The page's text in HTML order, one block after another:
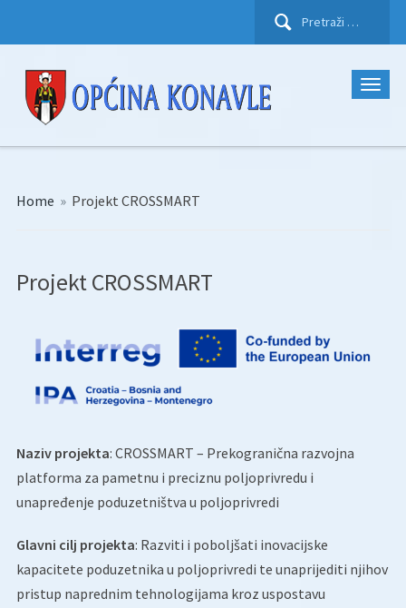
Pretraži:
Home » Projekt CROSSMART
Projekt CROSSMART
Naziv projekta: CROSSMART – Prekogranična razvojna
platforma za pametnu i preciznu poljoprivredu i
unapređenje poduzetništva u poljoprivredi
Glavni cilj projekta: Razviti i poboljšati inovacijske
kapacitete poduzetnika u poljoprivredi te unaprijediti njihov
pristup naprednim tehnologijama kroz uspostavu